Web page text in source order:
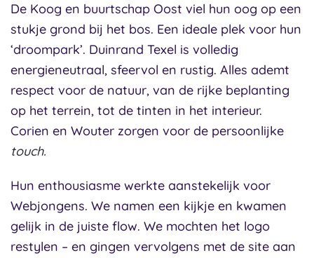
De Koog en buurtschap Oost viel hun oog op een
stukje grond bij het bos. Een ideale plek voor hun
‘droompark’. Duinrand Texel is volledig
energieneutraal, sfeervol en rustig. Alles ademt
respect voor de natuur, van de rijke beplanting
op het terrein, tot de tinten in het interieur.
Corien en Wouter zorgen voor de persoonlijke
touch.
Hun enthousiasme werkte aanstekelijk voor
Webjongens. We namen een kijkje en kwamen
gelijk in de juiste flow. We mochten het logo
restylen – en gingen vervolgens met de site aan